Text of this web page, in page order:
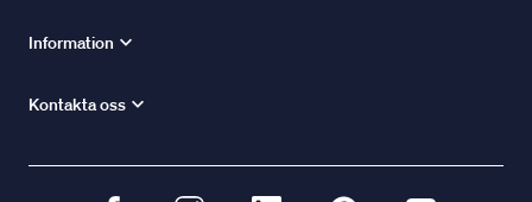
Information
Kontakta oss